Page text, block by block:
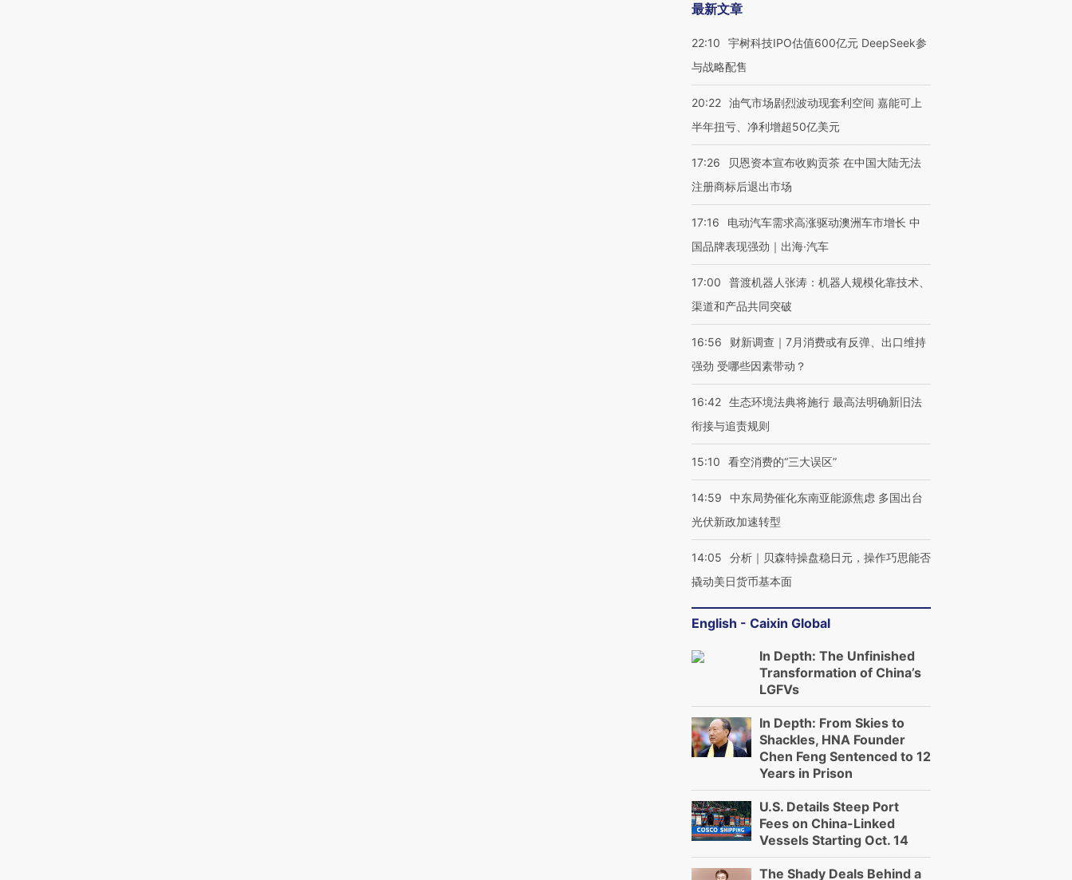
最新文章
22:10
宇树科技IPO估值600亿元 DeepSeek参
与战略配售
20:22 油气市场剧烈波动现套利空间 嘉能可上
半年扭亏、净利增超50亿美元
17:26
贝恩资本宣布收购贡茶 在中国大陆无法
注册商标后退出市场
17:16
电动汽车需求高涨驱动澳洲车市增长 中
国品牌表现强劲｜出海·汽车
17:00
普渡机器人张涛：机器人规模化靠技术、
渠道和产品共同突破
16:56
财新调查｜7月消费或有反弹、出口维持
强劲 受哪些因素带动？
16:42 生态环境法典将施行 最高法明确新旧法
衔接与追责规则
15:10 看空消费的“三大误区”
14:59
中东局势催化东南亚能源焦虑 多国出台
光伏新政加速转型
14:05
分析｜贝森特操盘稳日元，操作巧思能否
撬动美日货币基本面
English - Caixin Global
In Depth: The Unfinished
Transformation of China’s
LGFVs
In Depth: From Skies to
Shackles, HNA Founder
Chen Feng Sentenced to 12
Years in Prison
U.S. Details Steep Port
Fees on China-Linked
Vessels Starting Oct. 14
The Shady Deals Behind a